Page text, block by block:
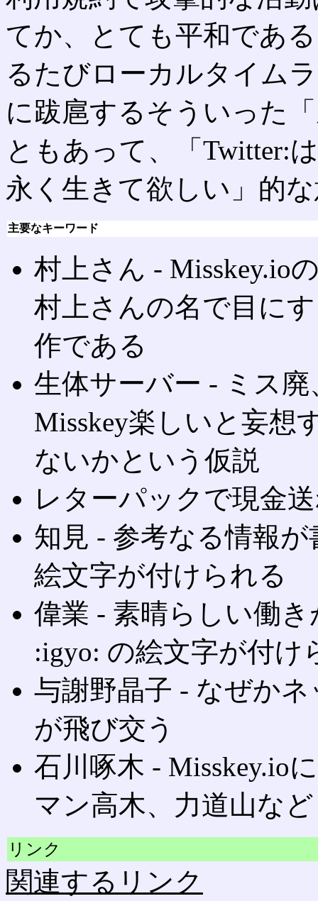
てか、とても平和であ
るたびローカルタイム
に跋扈するそういった
ともあって、「Twitter:
永く生きて欲しい」的
主要なキーワード
村上さん ‐ Misskey.io
村上さんの名で目に
作である
生体サーバー ‐ ミス
Misskey楽しいと妄想
ないかという仮説
レターパックで現金
知見 ‐ 参考なる情報
絵文字が付けられる
偉業 ‐ 素晴らしい働
:igyo: の絵文字が付け
与謝野晶子 ‐ なぜか
が飛び交う
石川啄木 ‐ Misskey.io
マン高木、力道山な
リンク
関連するリンク